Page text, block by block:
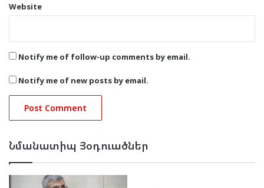
Website
Notify me of follow-up comments by email.
Notify me of new posts by email.
Նմանատիպ Յօդուածներ